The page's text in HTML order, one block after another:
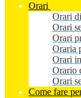
Orari
Orari
Orari
Orari
Oraria
Orari
Orario
Orari
Come fare